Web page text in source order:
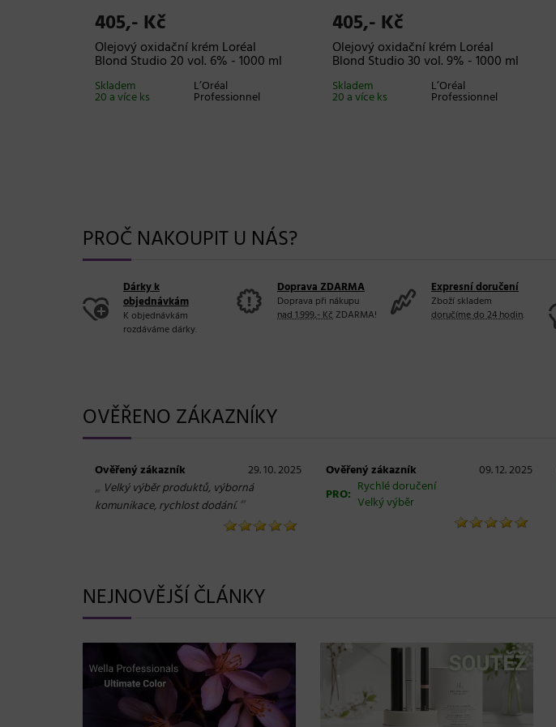
405,- Kč
Olejový oxidační krém Loréal
Blond Studio 20 vol. 6% - 1000 ml
L’Oréal
Professionnel
Skladem
20 a více ks
405,- Kč
Olejový oxidační krém Loréal
Blond Studio 30 vol. 9% - 1000 ml
L’Oréal
Professionnel
Skladem
20 a více ks
PROČ NAKOUPIT U NÁS?
Dárky k
objednávkám
K objednávkám
rozdáváme dárky.
Doprava ZDARMA
Doprava při nákupu
nad 1.999,- KčZDARMA!
Expresní doručení
Zboží skladem
doručíme do 24 hodin.
OVĚŘENO ZÁKAZNÍKY
Ověřený zákazník 29. 10. 2025
„ Velký výběr produktů, výborná
komunikace, rychlost dodání.“
Ověřený zákazník
09. 12. 2025
PRO: Rychlé doručení
Velký výběr
NEJNOVĚJŠÍ ČLÁNKY